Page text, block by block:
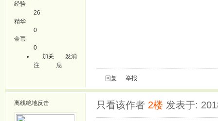
经验
26
精华
0
金币
0
加关
注
发消
息
回复 举报
离线绝地反击 只看该作者 2楼 发表于: